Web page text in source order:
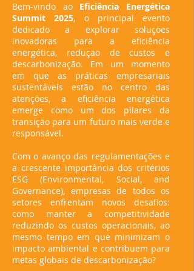
Bem-vindo ao Eficiência Energética
Summit 2025, o principal evento
dedicado a explorar soluções
inovadoras para a eficiência
energética, redução de custos e
descarbonização. Em um momento
em que as práticas empresariais
sustentáveis estão no centro das
atenções, a eficiência energética
emerge como um dos pilares da
transição para um futuro mais verde e
responsável.
Com o avanço das regulamentações e
a crescente importância dos critérios
ESG (Environmental, Social, and
Governance), empresas de todos os
setores enfrentam novos desafios:
como manter a competitividade
reduzindo os custos operacionais, ao
mesmo tempo em que minimizam o
impacto ambiental e contribuem para
metas globais de descarbonização?